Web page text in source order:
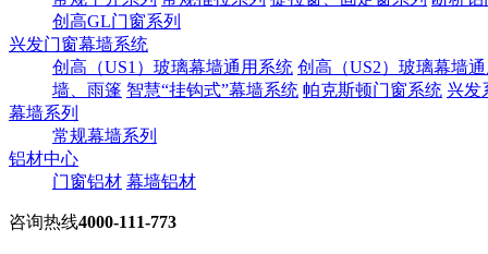
创高GL门窗系列
兴发门窗幕墙系统
创高（US1）玻璃幕墙通用系统 创高（US2）玻璃幕墙
墙、雨篷 智慧“挂钩式”幕墙系统 帕克斯顿门窗系统 兴发
幕墙系列
常规幕墙系列
铝材中心
门窗铝材 幕墙铝材
咨询热线4000-111-773